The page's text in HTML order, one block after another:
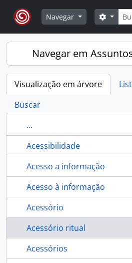
Skip to main content
Navegar
Navegar em
Visualização em árvore
Buscar
...
Acessibilidade
Acesso a informação
Acesso à informação
Acessório
Acessório ritual
Acessórios